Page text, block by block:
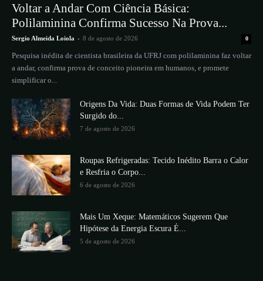
Voltar a Andar Com Ciência Básica:
Polilaminina Confirma Sucesso Na Prova...
Sergio Almeida Loiola - 8 de agosto de 2026 0
Pesquisa inédita de cientista brasileira da UFRJ com polilaminina faz voltar
a andar, confirma prova de conceito pioneira em humanos, e promete
simplificar o...
Origens Da Vida: Duas Formas de Vida Podem Ter
Surgido do...
7 de agosto de 2026
Roupas Refrigeradas: Tecido Inédito Barra o Calor
e Resfria o Corpo...
6 de agosto de 2026
Mais Um Xeque: Matemáticos Sugerem Que
Hipótese da Energia Escura É...
5 de agosto de 2026